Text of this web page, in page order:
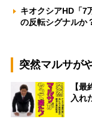
キオクシアHD「7
の反転シグナル
突然マルサが
【
入れ